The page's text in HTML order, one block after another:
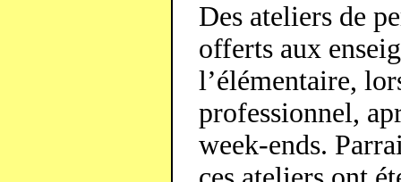
Des ateliers de
offerts aux
l’élémentaire,
professionnel,
week-ends.